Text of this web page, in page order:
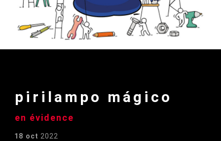
pirilampo mágico
en évidence
18 oct 2022